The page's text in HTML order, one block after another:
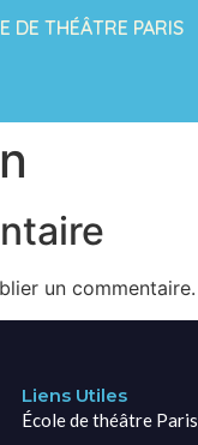
DE THÉÂTRE PARIS
un commentaire.
Liens Utiles
École de théâtre Paris